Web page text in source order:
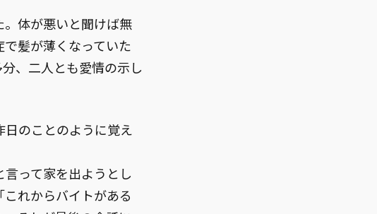
体が悪いと聞けば無
髪が薄くなっていた
、二人とも愛情の示し
のことのように覚え
って家を出ようとし
れからバイトがある